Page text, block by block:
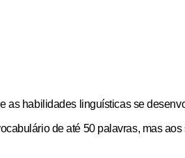
as habilidades linguísticas se
de até 50 palavras, mas